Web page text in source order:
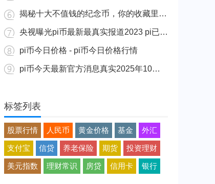
揭秘十大不值钱的纪念币，你的收藏里有吗？
央视曝光pi币最新最真实报道2023 pi已经成功了是真的吗（假的）
pi币今日价格 - pi币今日价格行情
pi币今天最新官方消息真实2025年10月 派币今天最新消息介绍
标签列表
股票行情 人民币 黄金价格 基金 外汇
支付宝 信贷 养老保险 期货 投资理财
美元指数 理财常识 房贷 信用卡 银行